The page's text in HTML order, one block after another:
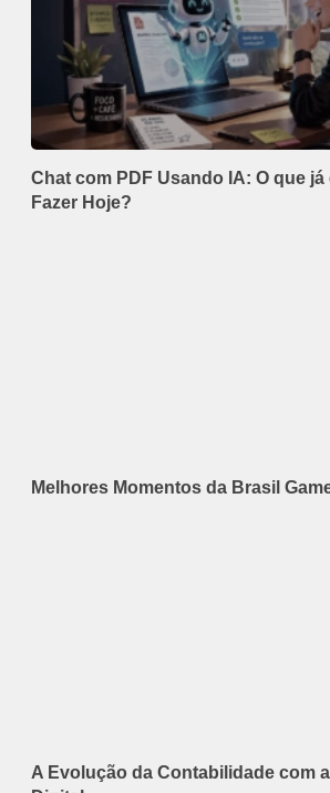
Chat com PDF Usando IA: O que já
Fazer Hoje?
Melhores Momentos da Brasil
A Evolução da Contabilidade com